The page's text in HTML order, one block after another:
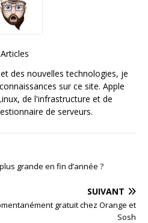
des nouvelles technologies, je
sur ce site. Apple
de l'infrastructure et de
de serveurs.
grande en fin d’année ?
SUIVANT
gratuit chez Orange et
Sosh